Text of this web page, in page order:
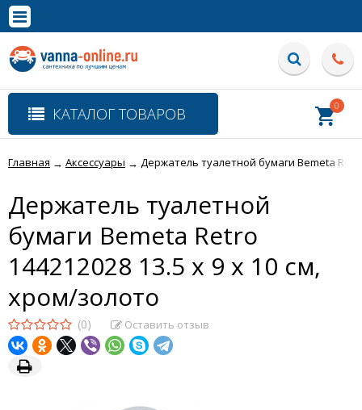
Полная версия сайта
КАТАЛОГ ТОВАРОВ 0
Главная → Аксессуары → Держатель туалетной бумаги Bemeta
Держатель туалетной
бумаги Bemeta Retro
144212028 13.5 x 9 x 10 см,
хром/золото
(0) Оставить отзыв